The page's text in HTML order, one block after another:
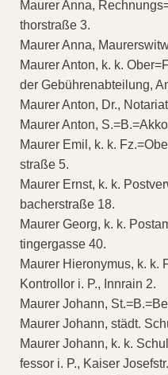
Maurer Anna,
thorstraße 3.
Maurer Anna,
Maurer Anton, k. k.
der Gebührenabteilung,
Maurer Anton, Dr.,
Maurer Anton,
Maurer Emil, k. k.
straße 5.
Maurer Ernst, k. k.
bacherstraße 18.
Maurer Georg, k. k.
tingergasse 40.
Maurer Hieronymus, k. k.
Kontrollor i. P., Innrain 2.
Maurer Johann,
Maurer Johann, städt.
Maurer Johann, k. k.
fessor i. P., Kaiser